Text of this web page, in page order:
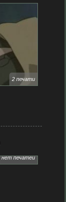
2 печати
нет печатей